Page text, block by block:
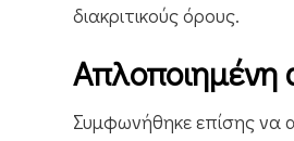
διακριτικούς όρους.
Απλοποιημένη
Συμφωνήθηκε επίσης να